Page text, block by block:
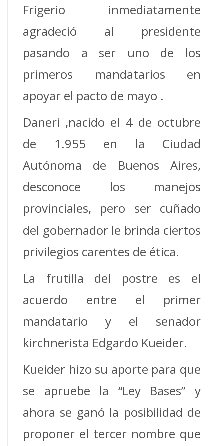
Frigerio inmediatamente
agradeció al presidente
pasando a ser uno de los
primeros mandatarios en
apoyar el pacto de mayo .
Daneri ,nacido el 4 de octubre
de 1.955 en la Ciudad
Autónoma de Buenos Aires,
desconoce los manejos
provinciales, pero ser cuñado
del gobernador le brinda ciertos
privilegios carentes de ética.
La frutilla del postre es el
acuerdo entre el primer
mandatario y el senador
kirchnerista Edgardo Kueider.
Kueider hizo su aporte para que
se apruebe la “Ley Bases” y
ahora se ganó la posibilidad de
proponer el tercer nombre que